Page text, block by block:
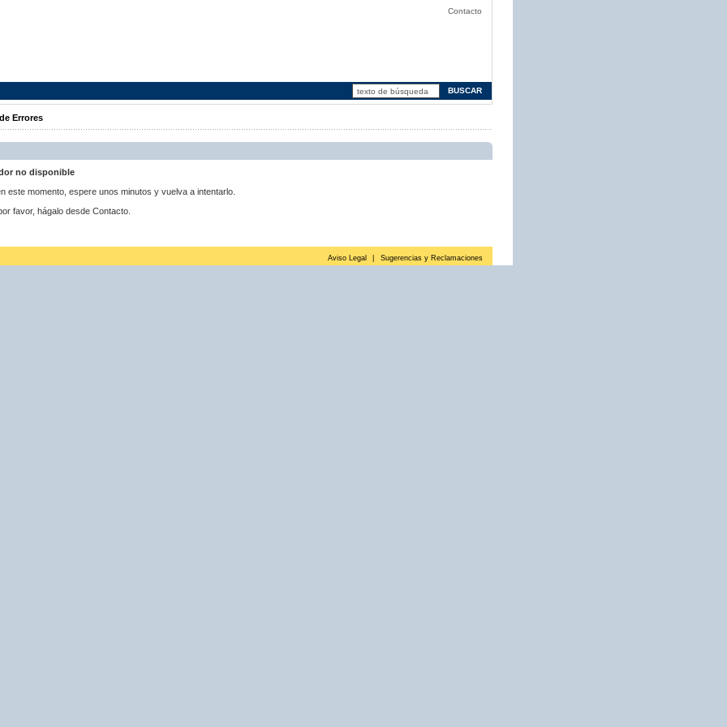
Contacto
Errores
no disponible
este momento, espere unos minutos y vuelva a intentarlo.
favor, hágalo desde Contacto.
Aviso Legal Sugerencias y Reclamaciones